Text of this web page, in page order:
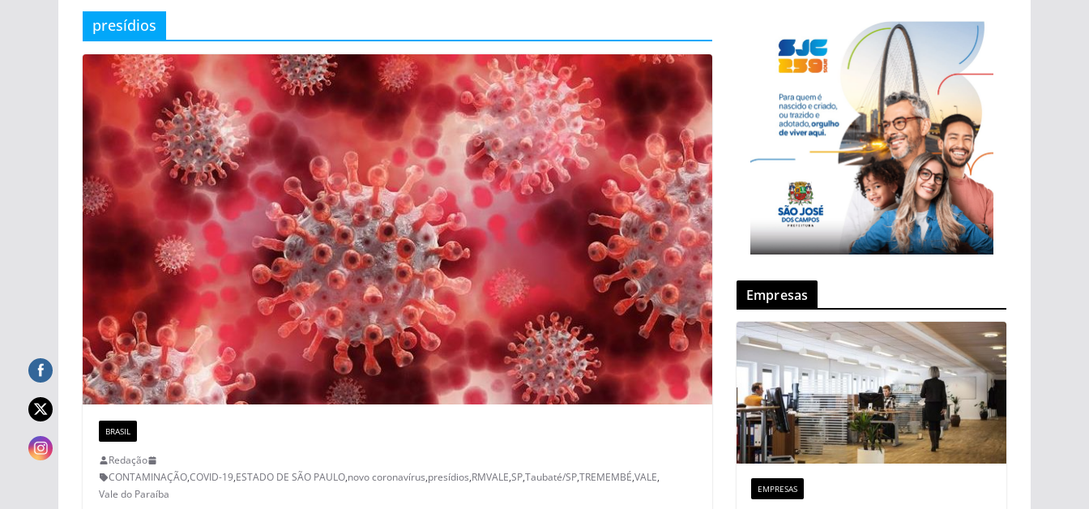
presídios
BRASIL
Redação
CONTAMINAÇÃO,COVID-19,ESTADO DE SÃO PAULO,novo coronavírus,presídios,RMVALE,SP,Taubaté/SP,TREMEMBÉ,VALE,
Vale do Paraíba
Empresas
EMPRESAS